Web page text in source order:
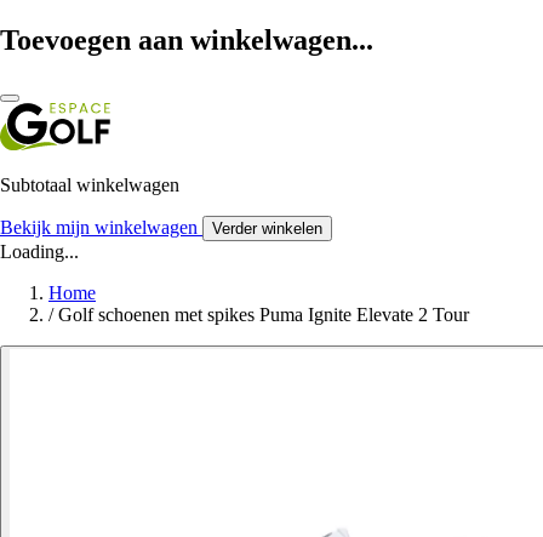
Toevoegen aan winkelwagen...
Subtotaal winkelwagen
Bekijk mijn winkelwagen Verder winkelen
Loading...
Home
/ Golf schoenen met spikes Puma Ignite Elevate 2 Tour